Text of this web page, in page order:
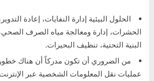
الحلول البیئیة إدارة النفایات، إعادة
الحشرات، إدارة ومعالجة میاه الصرف
البنیة التحتیة، تنظیف البحیرات.
من الضروري أن تكون مدركاً أن هناك
عمليات نقل المعلومات الشخصية عبر